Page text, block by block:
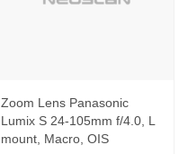
Zoom Lens Panasonic
Lumix S 24-105mm f/4.0, L
mount, Macro, OIS